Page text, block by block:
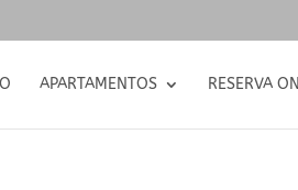
APARTAMENTOS RESERVA